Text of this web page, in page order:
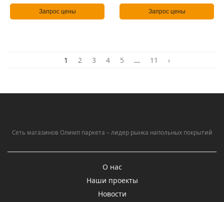
Запрос цены Запрос цены
1 2 3 4 5 ... 11 ›
Сеть магазинов Олимп паркета – лидер рынка напольных покрытий
О нас
Наши проекты
Новости